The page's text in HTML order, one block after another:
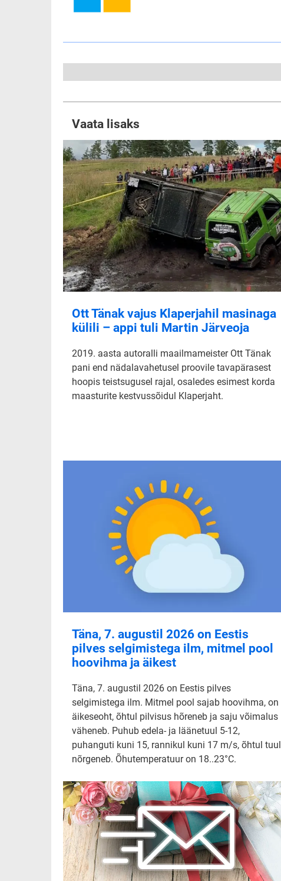
Vaata lisaks
Ott Tänak vajus Klaperjahil masinaga
külili – appi tuli Martin Järveoja
2019. aasta autoralli maailmameister Ott Tänak
pani end nädalavahetusel proovile tavapärasest
hoopis teistsugusel rajal, osaledes esimest korda
maasturite kestvussõidul Klaperjaht.
Täna, 7. augustil 2026 on Eestis
pilves selgimistega ilm, mitmel pool
hoovihma ja äikest
Täna, 7. augustil 2026 on Eestis pilves
selgimistega ilm. Mitmel pool sajab hoovihma, on
äikeseoht, õhtul pilvisus hõreneb ja saju võimalus
väheneb. Puhub edela- ja läänetuul 5-12,
puhanguti kuni 15, rannikul kuni 17 m/s, õhtul tuul
nõrgeneb. Õhutemperatuur on 18..23°C.